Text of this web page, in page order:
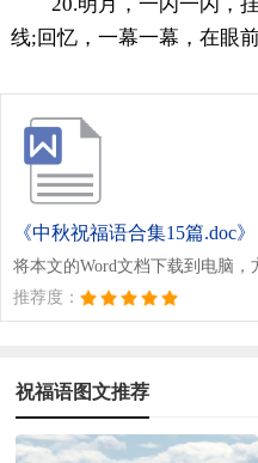
线;回忆，一幕一幕，在眼
《中秋祝福语合集15篇.doc》
将本文的Word文档下载到电脑，
推荐度：
祝福语图文推荐